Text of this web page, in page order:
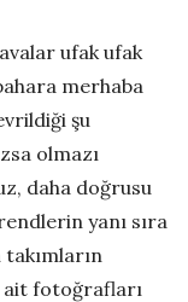
ufak ufak
merhaba
şu
olmazı
daha doğrusu
yanı sıra
ait fotoğrafları